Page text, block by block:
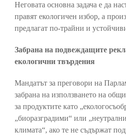
Неговата основна задача е да
правят екологичен избор, а
предлагат по-трайни и
Забрана на подвеждащите
екологични твърдения
Мандатът за преговори на
забрана на използването на
за продуктите като
„биоразградими“ или
климата“, ако те не съдържат